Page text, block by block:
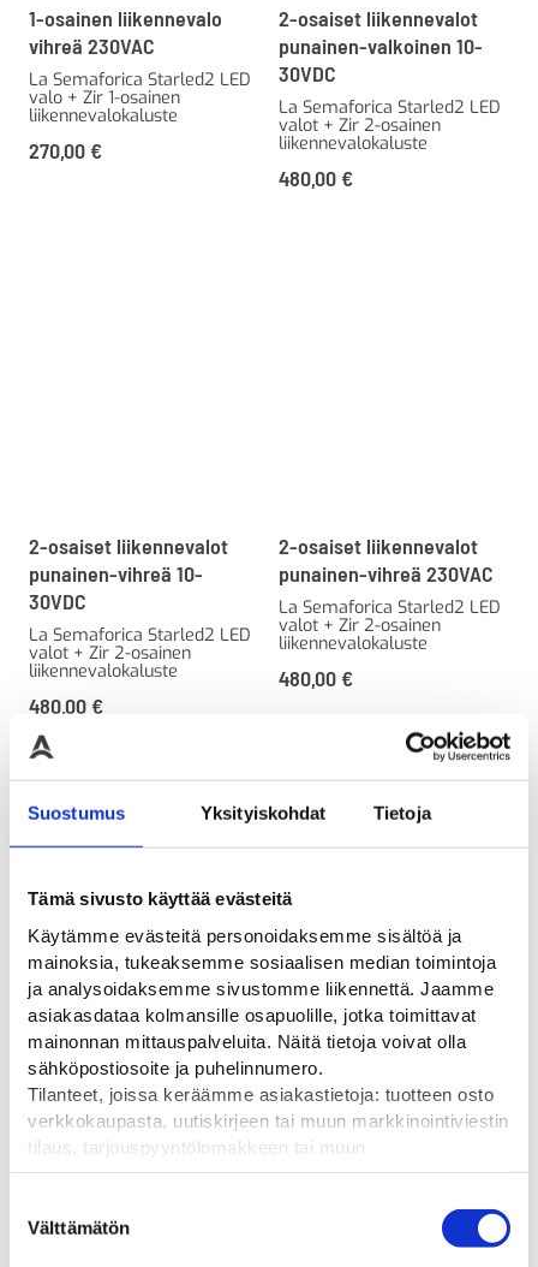
Suostumus Yksityiskohdat Tietoja
Tämä sivusto käyttää evästeitä
Käytämme evästeitä personoidaksemme sisältöä ja
mainoksia, tukeaksemme sosiaalisen median toimintoja
ja analysoidaksemme sivustomme liikennettä. Jaamme
asiakasdataa kolmansille osapuolille, jotka toimittavat
mainonnan mittauspalveluita. Näitä tietoja voivat olla
sähköpostiosoite ja puhelinnumero.
Tilanteet, joissa keräämme asiakastietoja: tuotteen osto
verkkokaupasta, uutiskirjeen tai muun markkinointiviestin
tilaus, tarjouspyyntölomakkeen tai muun
yhteydenottolomakkeen lähettäminen, käyttäjätilin
pyydetään erillinen suostumus tiedon käyttämiseen
markkinoinnissa. Hyväksymällä mainontaevästeet,
valinta
Välttämätön
1-osainen liikennevalo
vihreä 230VAC
La Semaforica Starled2 LED
valo + Zir 1-osainen
liikennevalokaluste
270,00 €
2-osaiset liikennevalot
punainen-valkoinen 10-
30VDC
La Semaforica Starled2 LED
valot + Zir 2-osainen
liikennevalokaluste
480,00 €
2-osaiset liikennevalot
punainen-vihreä 10-
30VDC
La Semaforica Starled2 LED
valot + Zir 2-osainen
liikennevalokaluste
480,00 €
2-osaiset liikennevalot
punainen-vihreä 230VAC
La Semaforica Starled2 LED
valot + Zir 2-osainen
liikennevalokaluste
480,00 €
3-osaiset liikennevalot
punainen-keltainen-
vihreä 230VAC
valot + Zir 3-osainen
680,00€
La Semaforica Starled 2
valoyksikkö 12-24V
Punainen ja vihreä valo
samassa yksikössä